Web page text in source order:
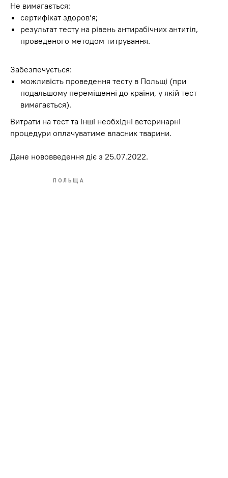
Не вимагається:
сертифікат здоров’я;
результат тесту на рівень антирабічних антитіл,
проведеного методом титрування.
Забезпечується:
можливість проведення тесту в Польщі (при
подальшому переміщенні до країни, у якій тест
вимагається).
Витрати на тест та інші необхідні ветеринарні
процедури оплачуватиме власник тварини.
Дане нововведення діє з 25.07.2022.
ПОЛЬЩА